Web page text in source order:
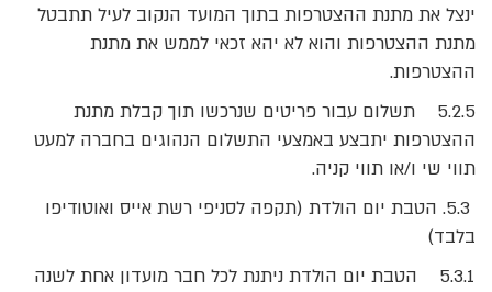
ינצל את מתנת ההצטרפות בתוך המועד הנקוב לעיל תתבטל
מתנת ההצטרפות והוא לא יהא זכאי לממש את מתנת
ההצטרפות.
5.2.5 תשלום עבור פריטים שנרכשו תוך קבלת מתנת
ההצטרפות יתבצע באמצעי התשלום הנהוגים בחברה למעט
תווי שי ו/או תווי קניה.
5.3. הטבת יום הולדת (תקפה לסניפי רשת אייס ואוטודיפו
בלבד)
5.3.1 הטבת יום הולדת ניתנת לכל חבר מועדון אחת לשנה